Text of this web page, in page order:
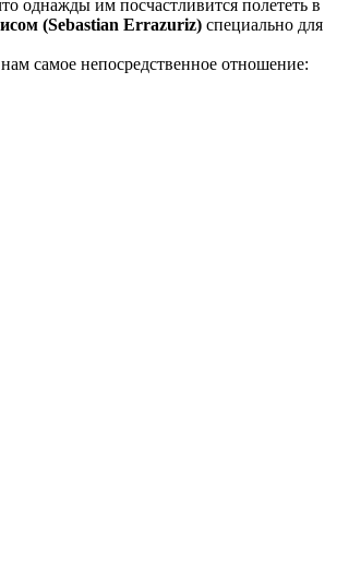
однажды им посчастливится полететь в
(Sebastian Errazuriz) специально для
самое непосредственное отношение: